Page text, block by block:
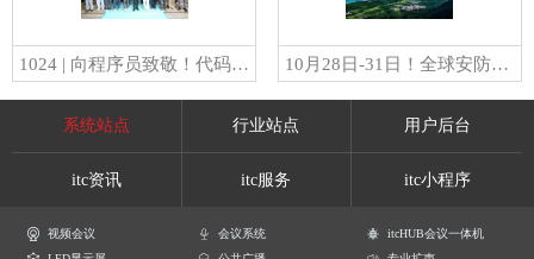
1024 | 向程序员致敬！代码无Bug，我们这样玩转程序员节！ 10月28日-31日！全球安防行业顶级盛会盛大开幕！itc保伦股份与您“深”情相约！
系统站点 行业站点 用户后台
itc资讯 itc服务 itc小程序
视频会议 会议系统
itcHUB会议一体机